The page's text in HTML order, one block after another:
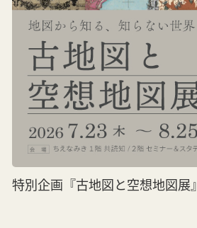
特別企画『古地図と空想地図展』